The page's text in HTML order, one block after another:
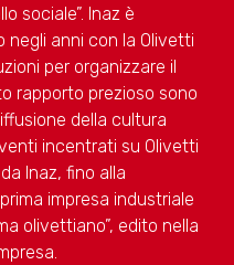
sociale”. Inaz è
negli anni con la Olivetti
per organizzare il
rapporto prezioso sono
della cultura
incentrati su Olivetti
Inaz, fino alla
impresa industriale
olivettiano”, edito nella